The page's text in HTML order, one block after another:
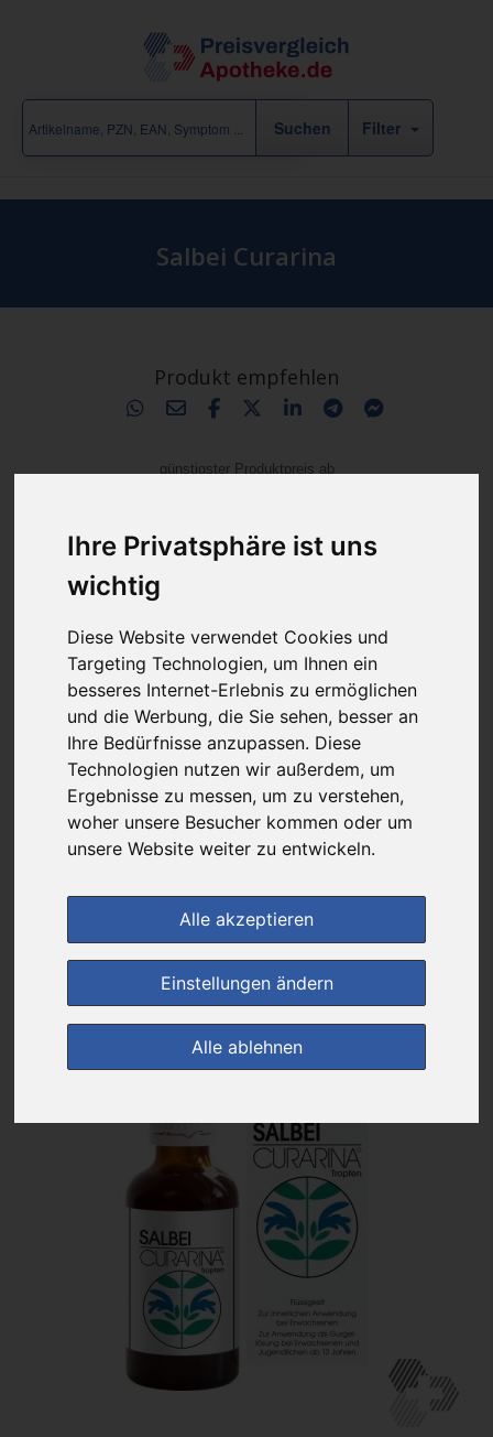
Ihre Privatsphäre ist uns
wichtig
Diese Website verwendet Cookies und
Targeting Technologien, um Ihnen ein
besseres Internet-Erlebnis zu ermöglichen
und die Werbung, die Sie sehen, besser an
Ihre Bedürfnisse anzupassen. Diese
Technologien nutzen wir außerdem, um
Ergebnisse zu messen, um zu verstehen,
woher unsere Besucher kommen oder um
unsere Website weiter zu entwickeln.
Alle akzeptieren
Einstellungen ändern
Alle ablehnen
Filter
Salbei Curarina
Produkt empfehlen
günstigster Produktpreis ab
8,88 €
Werratal-Apotheke
+ 4,99 € Versandkosten
& inkl. MwSt.
Ersparnis: % oder 8,36 € 1
Preis pro 1 ML / 0,18 €
Daten vom 06.08.2026 19:49 Uhr
(0) Jetzt bewerten!
im Shop bestellen
zur Einkaufsliste